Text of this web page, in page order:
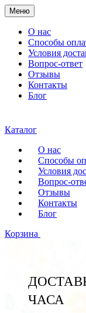
Меню
О нас
Способы
Условия
Вопрос-ответ
Отзывы
Контакты
Блог
Каталог
О нас
Способы
Условия
Вопрос-
Отзывы
Контакты
Блог
Корзина
ЧАСА